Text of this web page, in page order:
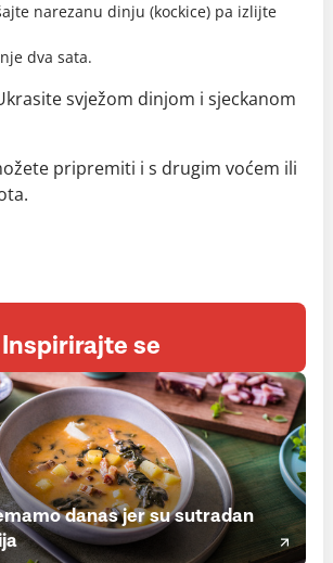
narezanu dinju (kockice) pa izlijte
dva sata.
svježom dinjom i sjeckanom
pripremiti i s drugim voćem ili
Inspirirajte se
danas jer su sutradan